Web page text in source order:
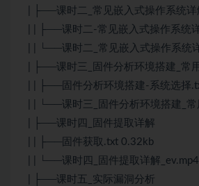
| ├──课时二_常见嵌入式操作系统详
| | ├──课时二-常见嵌入式操作系统
| | └──课时二_常见嵌入式操作系统
| ├──课时三_固件分析环境搭建_常
| | ├──固件分析环境搭建-系统选择
| | └──课时三_固件分析环境搭建_
| ├──课时四_固件提取详解
| | ├──固件获取.txt 0.32kb
| | └──课时四_固件提取详解
| ├──课时五_实际漏洞分析